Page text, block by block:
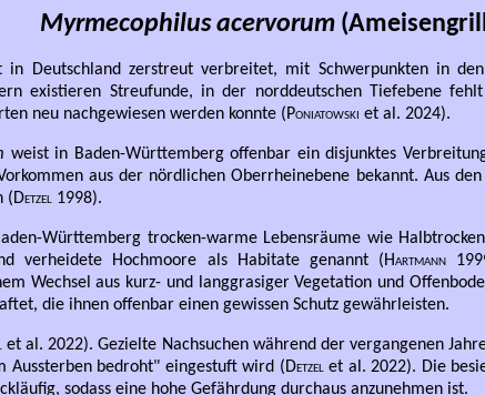
Myrmecophilus acervorum
in Deutschland zerstreut verbreitet, mit Schwerpunkten in
existieren Streufunde, in der norddeutschen Tiefebene
neu nachgewiesen werden konnte (Poniatowski et al. 2024).
weist in Baden-Württemberg offenbar ein disjunktes
aus der nördlichen Oberrheinebene bekannt. Aus
(Detzel 1998).
Württemberg trocken-warme Lebensräume wie
verheidete Hochmoore als Habitate genannt (Hartmann
Wechsel aus kurz- und langgrasiger Vegetation und
die ihnen offenbar einen gewissen Schutz gewährleisten.
et al. 2022). Gezielte Nachsuchen während der vergangenen
Aussterben bedroht" eingestuft wird (Detzelet al. 2022). Die
sodass eine hohe Gefährdung durchaus anzunehmen ist.